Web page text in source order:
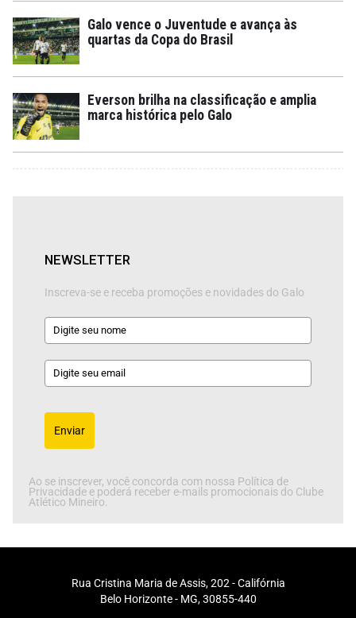
Galo vence o Juventude e avança às
quartas da Copa do Brasil
Everson brilha na classificação e amplia
marca histórica pelo Galo
NEWSLETTER
Inscreva-se e receba promoções e novidades do Galo
Enviar
Ao se inscrever, você concorda com nossa Política de
Privacidade e poderá receber e-mails promocionais do Clube
Atlético Mineiro.
Rua Cristina Maria de Assis, 202 - Califórnia
Belo Horizonte - MG, 30855-440